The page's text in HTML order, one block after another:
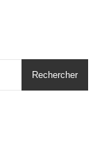
Rechercher